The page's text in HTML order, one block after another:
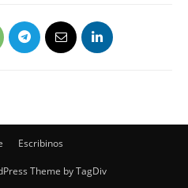
Escribinos
Theme by TagDiv